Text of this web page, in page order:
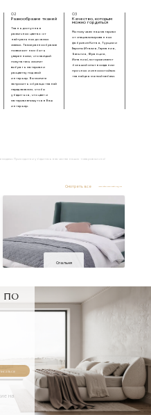
02
Разнообразие тканей
Ткань доступна в
различных цветах: от
нейтральных до самых
смелых. Такое разнообразие
позволяет нам быть
уверенными, что каждый
покупатель сможет
выбрать материал и
расцветку под свой
интерьер. Вы можете
запросить образцы тканей
перед заказом, чтобы
убедиться, что цвет и
материал впишутся в Ваш
интерьер.
03
Качество, которым
можно гордиться
Мы получаем наш материал
от специализированных
фабрик из Китая, Турции и
Европы (Италия, Германия,
Бельгия, Франция,
Испания), которые имеют
большой опыт в создании
прочных и износостойких
тканей для мягкой мебели.
Приходите и убедитесь в качестве наших товаров лично!
Смотреть все
Спальня
по
на